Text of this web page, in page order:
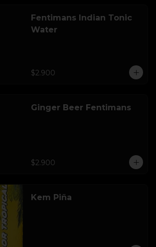
Fentimans Indian Tonic
Water
$2.900
Ginger Beer Fentimans
$2.900
Kem Piña